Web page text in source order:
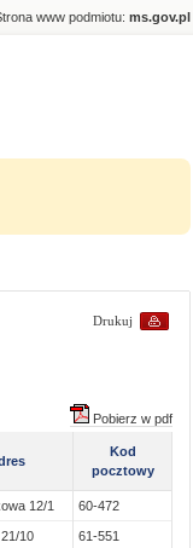
www podmiotu: ms.gov.pl
Drukuj
Pobierz w pdf
Kod
pocztowy
12/1 60-472
10 61-551